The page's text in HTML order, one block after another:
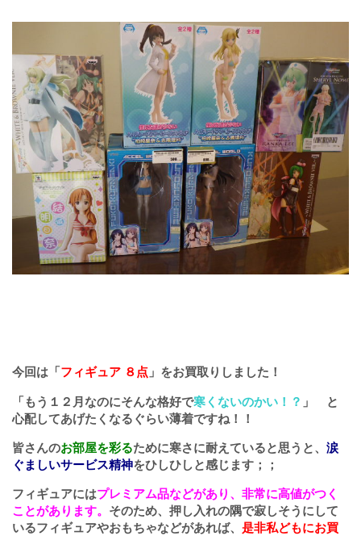
今回は「フィギュア ８点 」をお買取りしました！
「もう１２月なのにそんな格好で寒くないのかい！？ 」 と
心配してあげたくなるぐらい薄着ですね！！
皆さんのお部屋を彩るために寒さに耐えていると思うと、 涙
ぐましいサービス精神をひしひしと感じます；；
フィギュアにはプレミアム品などがあり、非常に高値がつく
ことがあります。 そのため、押し入れの隅で寂しそうにして
いるフィギュアやおもちゃなどがあれば、 是非私どもにお買